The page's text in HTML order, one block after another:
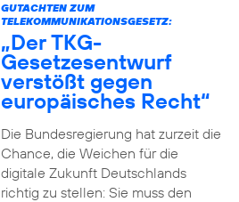
GUTACHTEN ZUM
TELEKOMMUNIKATIONSGESETZ:
„Der TKG-
Gesetzesentwurf
verstößt gegen
europäisches Recht“
Die Bundesregierung hat zurzeit die
Chance, die Weichen für die
digitale Zukunft Deutschlands
richtig zu stellen: Sie muss den